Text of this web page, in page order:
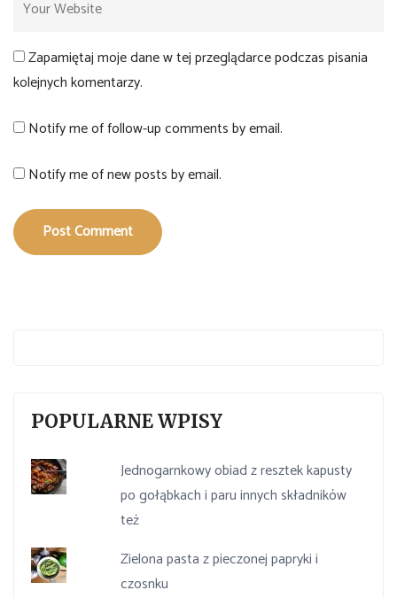
Zapamiętaj moje dane w tej przeglądarce podczas pisania
kolejnych komentarzy.
Notify me of follow-up comments by email.
Notify me of new posts by email.
Post Comment
POPULARNE WPISY
Jednogarnkowy obiad z resztek kapusty
po gołąbkach i paru innych składników
też
Zielona pasta z pieczonej papryki i
czosnku